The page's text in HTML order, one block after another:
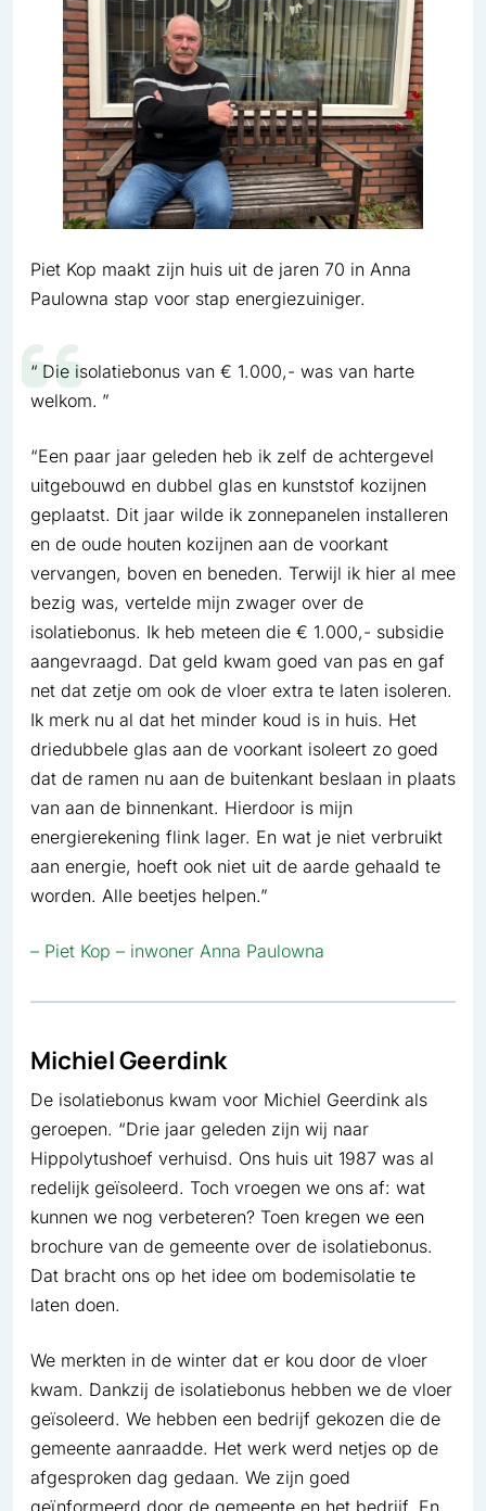
Piet Kop maakt zijn huis uit de jaren 70 in Anna
Paulowna stap voor stap energiezuiniger.
Die isolatiebonus van € 1.000,- was van harte
welkom.
“Een paar jaar geleden heb ik zelf de achtergevel
uitgebouwd en dubbel glas en kunststof kozijnen
geplaatst. Dit jaar wilde ik zonnepanelen installeren
en de oude houten kozijnen aan de voorkant
vervangen, boven en beneden. Terwijl ik hier al mee
bezig was, vertelde mijn zwager over de
isolatiebonus. Ik heb meteen die € 1.000,- subsidie
aangevraagd. Dat geld kwam goed van pas en gaf
net dat zetje om ook de vloer extra te laten isoleren.
Ik merk nu al dat het minder koud is in huis. Het
driedubbele glas aan de voorkant isoleert zo goed
dat de ramen nu aan de buitenkant beslaan in plaats
van aan de binnenkant. Hierdoor is mijn
energierekening flink lager. En wat je niet verbruikt
aan energie, hoeft ook niet uit de aarde gehaald te
worden. Alle beetjes helpen.”
– Piet Kop – inwoner Anna Paulowna
Michiel Geerdink
De isolatiebonus kwam voor Michiel Geerdink als
geroepen. “Drie jaar geleden zijn wij naar
Hippolytushoef verhuisd. Ons huis uit 1987 was al
redelijk geïsoleerd. Toch vroegen we ons af: wat
kunnen we nog verbeteren? Toen kregen we een
brochure van de gemeente over de isolatiebonus.
Dat bracht ons op het idee om bodemisolatie te
laten doen.
We merkten in de winter dat er kou door de vloer
kwam. Dankzij de isolatiebonus hebben we de vloer
geïsoleerd. We hebben een bedrijf gekozen die de
gemeente aanraadde. Het werk werd netjes op de
afgesproken dag gedaan. We zijn goed
geïnformeerd door de gemeente en het bedrijf. En